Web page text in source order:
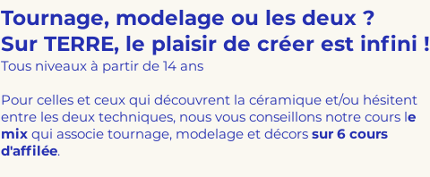
Tournage, modelage ou les deux ?
Sur TERRE, le plaisir de créer est infini !
Tous niveaux à partir de 14 ans
Pour celles et ceux qui découvrent la céramique et/ou hésitent
entre les deux techniques, nous vous conseillons notre cours le
mix qui associe tournage, modelage et décors sur 6 cours
d'affilée.